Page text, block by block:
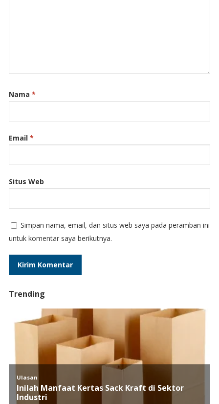
Nama *
Email *
Situs Web
Simpan nama, email, dan situs web saya pada peramban ini
untuk komentar saya berikutnya.
Trending